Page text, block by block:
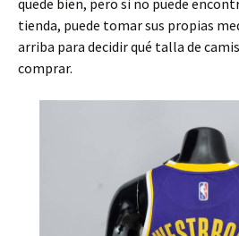
quede bien, pero si no puede
tienda, puede tomar sus propias
arriba para decidir qué talla de
comprar.